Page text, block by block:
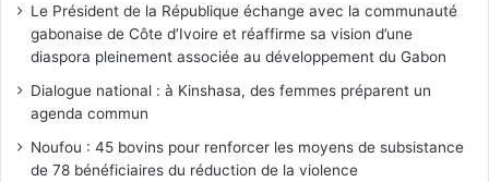
Le Président de la République échange avec la communauté
gabonaise de Côte d’Ivoire et réaffirme sa vision d’une
diaspora pleinement associée au développement du Gabon
Dialogue national : à Kinshasa, des femmes préparent un
agenda commun
Noufou : 45 bovins pour renforcer les moyens de subsistance
de 78 bénéficiaires du réduction de la violence